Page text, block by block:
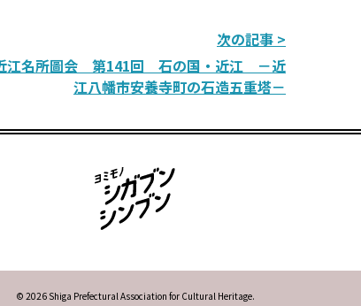
次の記事 >
江名所圖会 第141回 石の国・近江 －近
江八幡市安養寺町の石造五重塔－
© 2026 Shiga Prefectural Association for Cultural Heritage.